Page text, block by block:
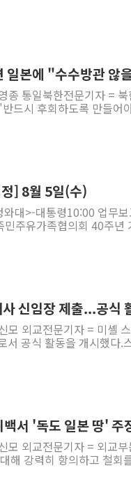
일본에 "수수방관 않
종 통일북한전문기자 =
드시 후회하도록 만들어
] 8월 5일(수)
대>-대통령10:00 업무
주유가족협의회 40주년
신임장 제출...공식
모 외교전문기자 = 미셸
서 공식 활동을 개시했다.
서 '독도 일본 땅' 주
모 외교전문기자 = 외교
해 강력히 항의하고 철